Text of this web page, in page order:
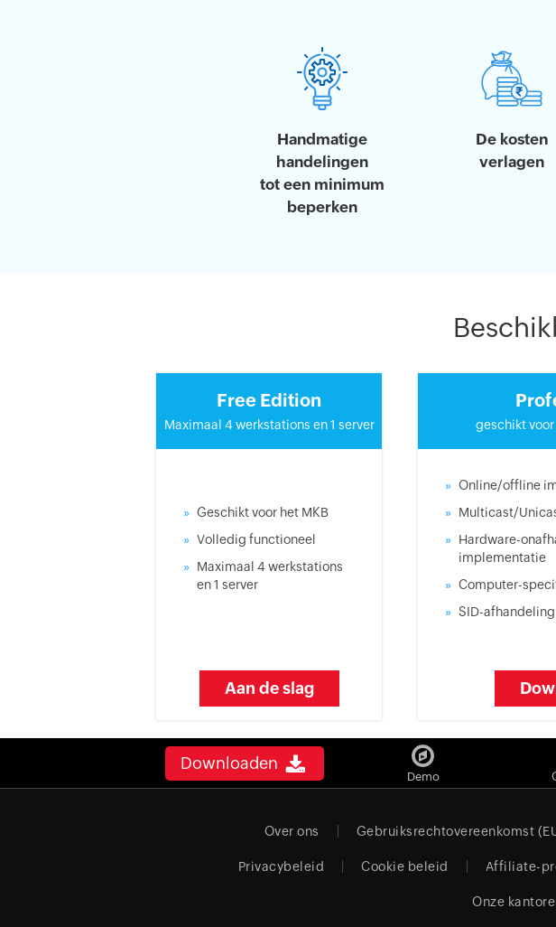
Handmatige
handelingen
tot een minimum
beperken
De kosten
verlagen
Free Edition
Maximaal 4 werkstations en 1 server
Geschikt voor het MKB
Volledig functioneel
Maximaal 4 werkstations
en 1 server
Aan de slag
geschikt
Online/offline
Multicast/
Hardware-
implementatie
Computer-
SID-afhandeling
Downloaden
Demo
Over ons Gebruiksrechtovereenkomst
Privacybeleid Cookie beleid Affiliate-
Onze